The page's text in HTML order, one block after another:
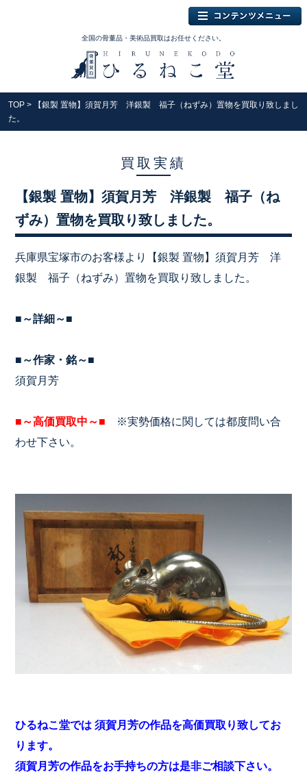
全国の骨董品・美術品買取はお任せください。
TOP > 【銀製 置物】須賀月芳 洋銀製 福子（ねずみ）置物を買取り致しまし
た。
買取実績
【銀製 置物】須賀月芳 洋銀製 福子（ね
ずみ）置物を買取り致しました。
兵庫県宝塚市のお客様より【銀製 置物】須賀月芳 洋
銀製 福子（ねずみ）置物を買取り致しました。
■～詳細～■
■～作家・銘～■
須賀月芳
■～高価買取中～■ ※実勢価格に関しては都度問い合
わせ下さい。
ひるねこ堂では 須賀月芳の作品を高価買取り致してお
ります。
須賀月芳の作品をお手持ちの方は是非ご相談下さい。